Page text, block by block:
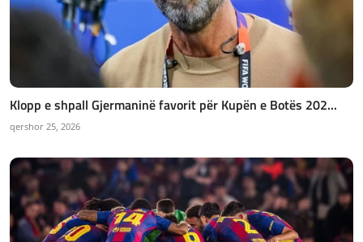
Klopp e shpall Gjermaninë favorit për Kupën e Botës 202...
qershor 25, 2026